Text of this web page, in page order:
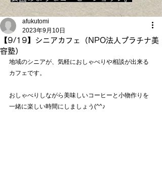
【9/19】シニアカフェ（NPO法人プラチナ美
容塾）
afukutomi
2023年9月10日
地域のシニアが、気軽におしゃべりや相談が出来る
カフェです。
おしゃべりしながら美味しいコーヒーと小物作りを
一緒に楽しい時間にしましょう(^^♪